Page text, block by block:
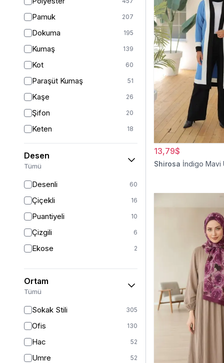
Pamuk 207
Dokuma 195
Kumaş 139
Kot 60
Paraşüt Kumaş 51
Kaşe 26
Şifon 20
Keten 18
Viskon 17
Saten 15
Peluş 2
Jarse
Kadife
Süet
Sandy
Desen
Tümü
Desenli 60
Çiçekli 16
Puantiyeli 10
Çizgili 6
Ekose 2
Ortam
Tümü
Sokak Stili 305
Ofis 130
Hac 52
Umre 52
13,79$
Shirosa İndigo Mavi